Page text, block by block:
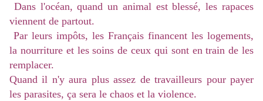
Dans l'océan, quand un animal est blessé, les rapaces
viennent de partout.
Par leurs impôts, les Français financent les logements,
la nourriture et les soins de ceux qui sont en train de les
remplacer.
Quand il n'y aura plus assez de travailleurs pour payer
les parasites, ça sera le chaos et la violence.